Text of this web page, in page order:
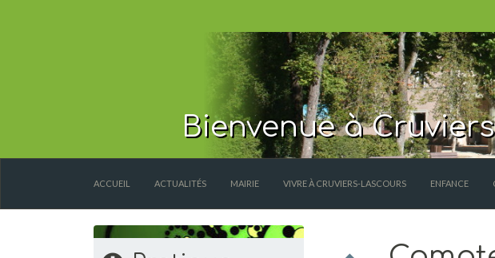
Bienvenue à
ACCUEIL ACTUALITÉS MAIRIE VIVRE À CRUVIERS-LASCOURS ENFANCE